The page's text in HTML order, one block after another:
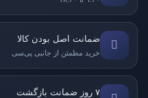
ضمانت اصل بودن کالا
خرید مطمئن از جانبی پی‌سی
۷ روز ضمانت بازگشت